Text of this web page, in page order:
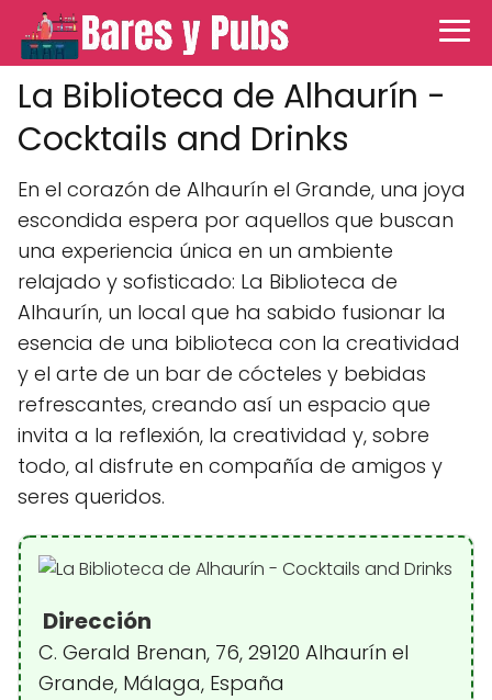
La Biblioteca de Alhaurín -
Cocktails and Drinks
En el corazón de Alhaurín el Grande, una joya
escondida espera por aquellos que buscan
una experiencia única en un ambiente
relajado y sofisticado: La Biblioteca de
Alhaurín, un local que ha sabido fusionar la
esencia de una biblioteca con la creatividad
y el arte de un bar de cócteles y bebidas
refrescantes, creando así un espacio que
invita a la reflexión, la creatividad y, sobre
todo, al disfrute en compañía de amigos y
seres queridos.
Dirección
C. Gerald Brenan, 76, 29120 Alhaurín el
Grande, Málaga, España